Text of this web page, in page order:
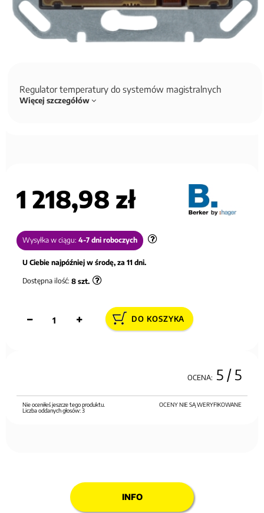
Regulator temperatury do systemów magistralnych
Więcej szczegółów
1 218,98 zł
Wysyłka w ciągu: 4-7 dni roboczych
U Ciebie najpóźniej w środę, za 11 dni.
Dostępna ilość: 8 szt.
DO KOSZYKA
OCENA: 5 / 5
OCENY NIE SĄ WERYFIKOWANE
Nie oceniłeś jeszcze tego produktu.
Liczba oddanych głosów:3
INFO